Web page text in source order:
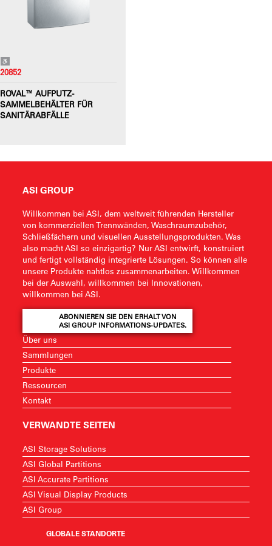
20852
ROVAL™ AUFPUTZ-
SAMMELBEHÄLTER FÜR
SANITÄRABFÄLLE
ASI GROUP
Willkommen bei ASI, dem weltweit führenden Hersteller
von kommerziellen Trennwänden, Waschraumzubehör,
Schließfächern und visuellen Ausstellungsprodukten. Was
also macht ASI so einzigartig? Nur ASI entwirft, konstruiert
und fertigt vollständig integrierte Lösungen. So können alle
unsere Produkte nahtlos zusammenarbeiten. Willkommen
bei der Auswahl, willkommen bei Innovationen,
willkommen bei ASI.
ABONNIEREN SIE DEN ERHALT VON
ASI GROUP INFORMATIONS-UPDATES.
Über uns
Sammlungen
Produkte
Ressourcen
Kontakt
VERWANDTE SEITEN
ASI Storage Solutions
ASI Global Partitions
ASI Accurate Partitions
ASI Visual Display Products
ASI Group
GLOBALE STANDORTE